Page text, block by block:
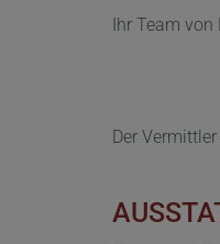
Ihr Team
Der